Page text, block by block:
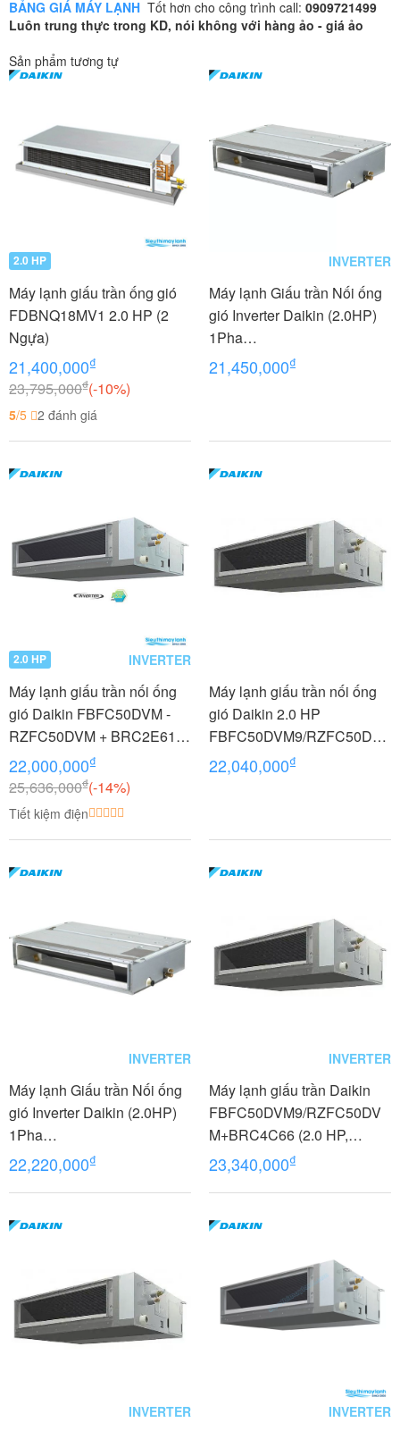
BẢNG GIÁ MÁY LẠNH Tốt hơn cho công trình call: 0909721499
Luôn trung thực trong KD, nói không với hàng ảo - giá ảo
Sản phẩm tương tự
2.0 HP
Máy lạnh giấu trần ống gió
FDBNQ18MV1 2.0 HP (2
Ngựa)
21,400,000₫
23,795,000₫(-10%)
5/5 2 đánh giá
INVERTER
Máy lạnh Giấu trần Nối ống
gió Inverter Daikin (2.0HP)
1Pha
FDLF50DV1/RZFC50DVM+
BRC2E61
21,450,000₫
2.0 HP INVERTER
Máy lạnh giấu trần nối ống
gió Daikin FBFC50DVM -
RZFC50DVM + BRC2E61
2.0 HP (2 Ngựa) Inverter
22,000,000₫
25,636,000₫(-14%)
Tiết kiệm điện
Máy lạnh giấu trần nối ống
gió Daikin 2.0 HP
FBFC50DVM9/RZFC50DV
M+BRC2E61 (1 pha)
22,040,000₫
INVERTER
Máy lạnh Giấu trần Nối ống
gió Inverter Daikin (2.0HP)
1Pha
FDLF50DV1/RZFC50EVM+
BRC2E61
22,220,000₫
INVERTER
Máy lạnh giấu trần Daikin
FBFC50DVM9/RZFC50DV
M+BRC4C66 (2.0 HP,
Inverter, Không dây)
23,340,000₫
INVERTER INVERTER